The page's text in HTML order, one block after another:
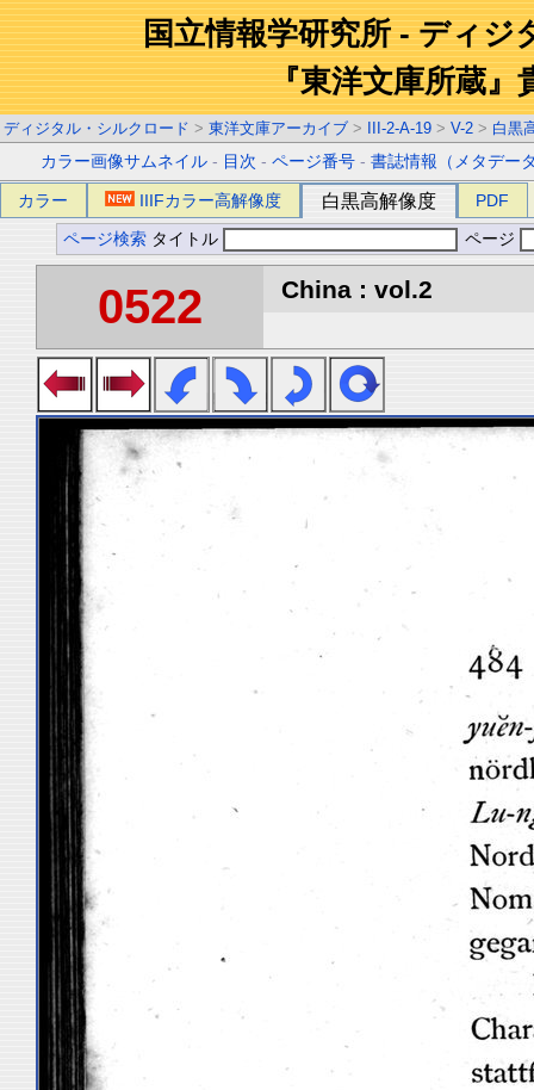
国立情報学研究所 - ディジ
『東洋文庫所蔵』
ディジタル・シルクロード > 東洋文庫アーカイブ > III-2-A-19 > V-2 > 白黒
カラー画像サムネイル - 目次 -ページ番号 -書誌情報（メタデー
カラー IIIFカラー高解像度 白黒高解像度 PDF
ページ検索 タイトル ページ
0522 China : vol.2